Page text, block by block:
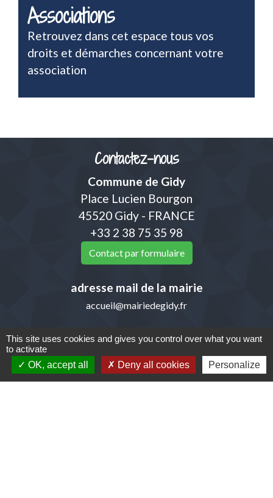
Associations
Retrouvez dans cet espace tous vos
droits et démarches concernant votre
association
Contactez-nous
Commune de Gidy
Place Lucien Bourgon
45520 Gidy - FRANCE
+33 2 38 75 35 98
Contact par formulaire
adresse mail de la mairie
accueil@mairiedegidy.fr
Liens
Communauté de Communes de la Beauce
This site uses cookies and gives you control over what you want
to activate
OK, accept all
Deny all cookies Personalize